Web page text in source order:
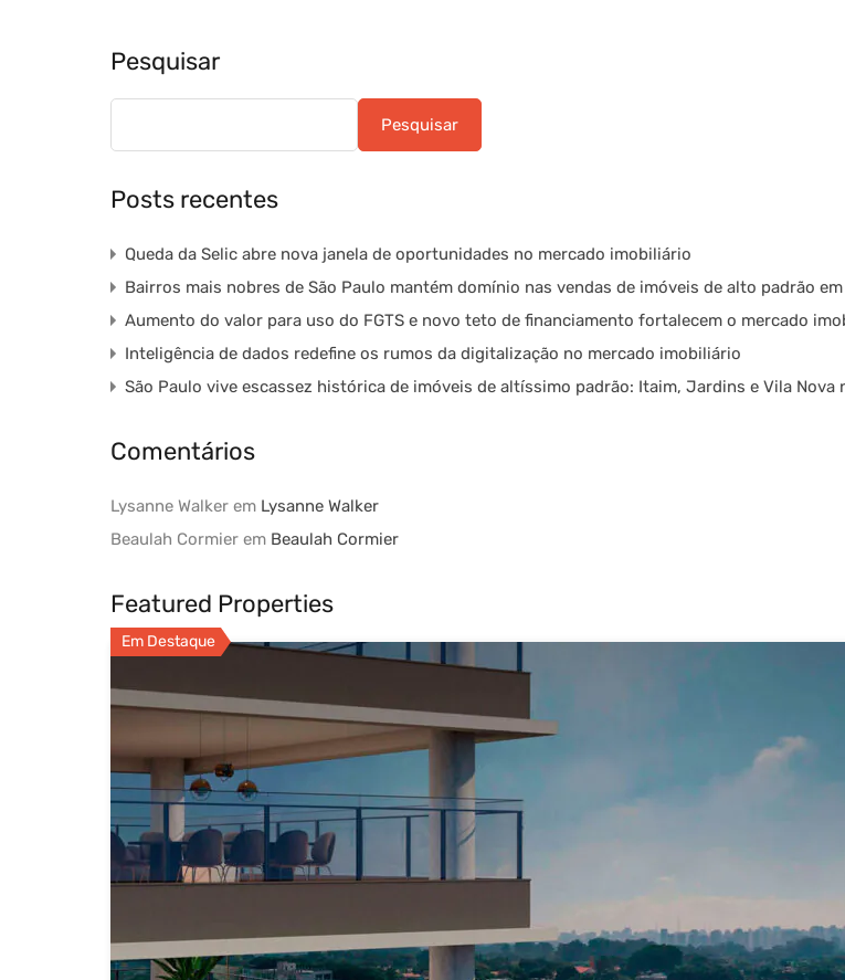
Pesquisar
Pesquisar
Posts recentes
Queda da Selic abre nova janela de oportunidades no mercado imobiliário
Bairros mais nobres de São Paulo mantém domínio nas vendas de imóveis de alto padrão
Aumento do valor para uso do FGTS e novo teto de financiamento fortalecem o mercado
Inteligência de dados redefine os rumos da digitalização no mercado imobiliário
São Paulo vive escassez histórica de imóveis de altíssimo padrão: Itaim, Jardins e Vila Nova
Comentários
Lysanne Walker em Lysanne Walker
Beaulah Cormier em Beaulah Cormier
Featured Properties
Em Destaque